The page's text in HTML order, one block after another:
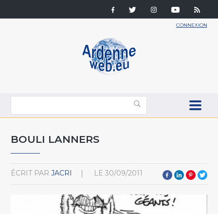
CONNEXION
BOULI LANNERS
ÉCRIT PAR JACRI LE 30/09/2011